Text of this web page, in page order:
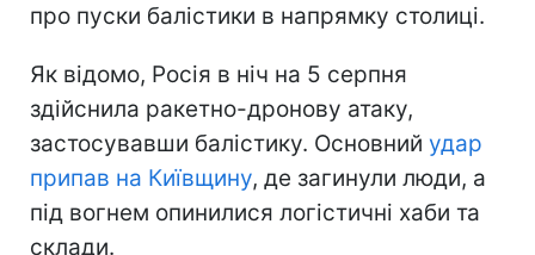
про пуски балістики в напрямку столиці.
Як відомо, Росія в ніч на 5 серпня
здійснила ракетно-дронову атаку,
застосувавши балістику. Основний удар
припав на Київщину, де загинули люди, а
під вогнем опинилися логістичні хаби та
склади.